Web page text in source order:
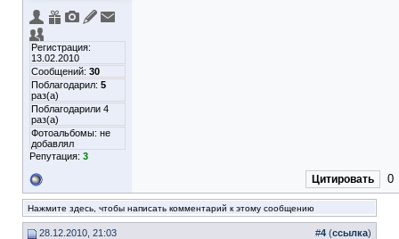
Регистрация:
13.02.2010
Сообщений: 30
Поблагодарил: 5
раз(а)
Поблагодарили 4
раз(а)
Фотоальбомы: не
добавлял
Репутация: 3
Цитировать 0
Нажмите здесь, чтобы написать комментарий к этому сообщению
28.12.2010, 21:03 #4 (ссылка)